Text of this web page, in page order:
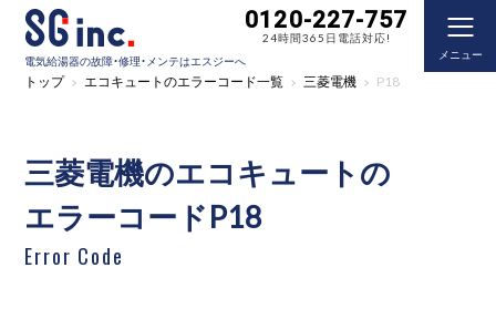
電気給湯器の故障・修理・メンテはエスジーへ
0120-227-757
24時間365日電話対応!
メニュー
トップ エコキュートのエラーコード一覧 三菱電機 P18
三菱電機のエコキュートの
エラーコードP18
Error Code